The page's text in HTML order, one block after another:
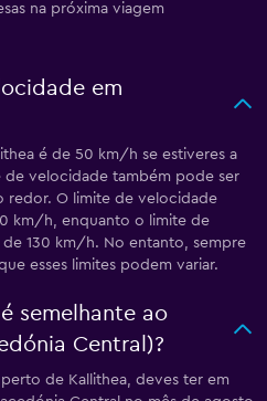
na próxima viagem
em
é de 50 km/h se estiveres a
de velocidade também pode ser
redor. O limite de velocidade
km/h, enquanto o limite de
130 km/h. No entanto, sempre
esses limites podem variar.
semelhante ao
Central)?
de Kallithea, deves ter em